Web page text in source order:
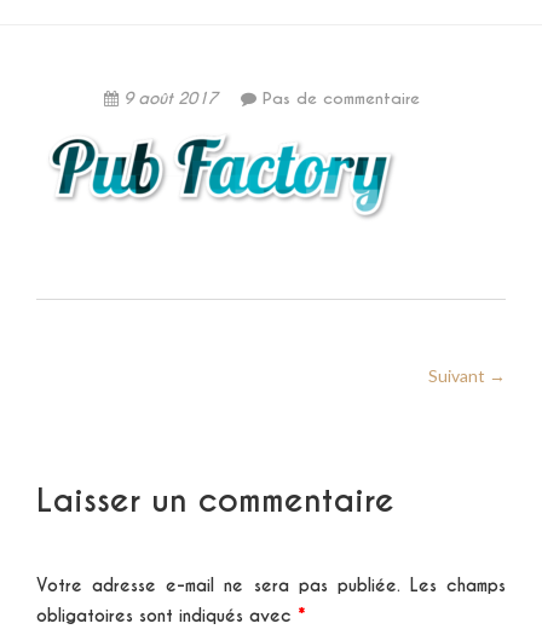
9 août 2017 Pas de commentaire
Suivant →
Laisser un commentaire
Votre adresse e-mail ne sera pas publiée.
Les champs
obligatoires sont indiqués avec *